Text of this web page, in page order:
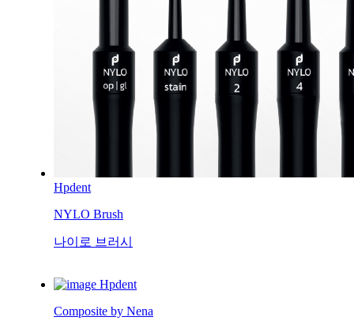
Hpdent
NYLO Brush
나이로 브러시
Hpdent
Composite by Nena